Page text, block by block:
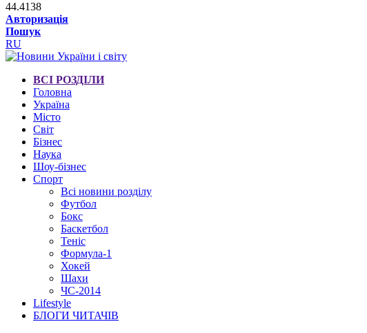
44.4138
Авторизація
Пошук
RU
ВСІ РОЗДІЛИ
Головна
Україна
Місто
Світ
Бізнес
Наука
Шоу-бізнес
Спорт
Всі новини розділу
Футбол
Бокс
Баскетбол
Теніс
Формула-1
Хокей
Шахи
ЧС-2014
Lifestyle
БЛОГИ ЧИТАЧІВ